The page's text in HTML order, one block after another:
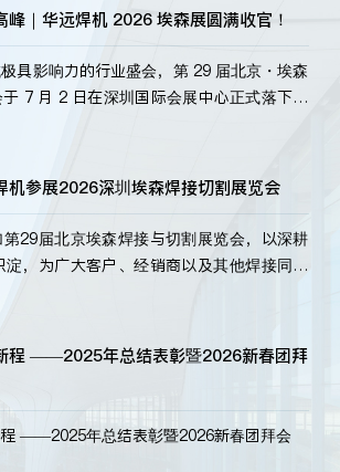
峰｜华远焊机 2026 埃森展圆满收官！
具影响力的行业盛会，第 29 届北京・埃森
7 月 2 日在深圳国际会展中心正式落下帷
新产品、新技术。新老客户、行业伙伴、
司发布的新产…
机参展2026深圳埃森焊接切割展览会
29届北京埃森焊接与切割展览会，以深耕
，为广大客户、经销商以及其他焊接同仁
程 ——2025年总结表彰暨2026新春团拜
——2025年总结表彰暨2026新春团拜会